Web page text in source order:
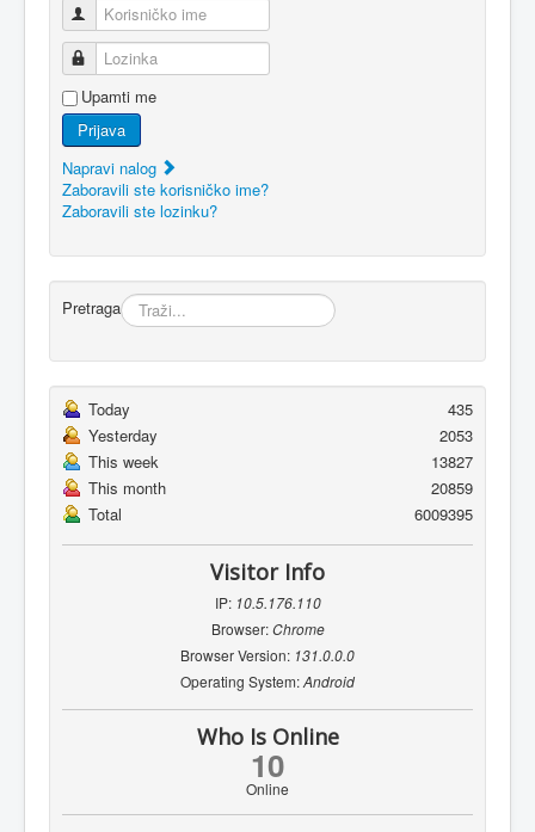
Korisničko ime
Lozinka
Upamti me
Prijava
Napravi nalog
Zaboravili ste korisničko ime?
Zaboravili ste lozinku?
Pretraga
Today
435
Yesterday
2053
This week
13827
This month
20859
Total
6009395
Visitor Info
IP: 10.5.176.110
Browser:Chrome
Browser Version: 131.0.0.0
Operating System:Android
Who Is Online
10
Online